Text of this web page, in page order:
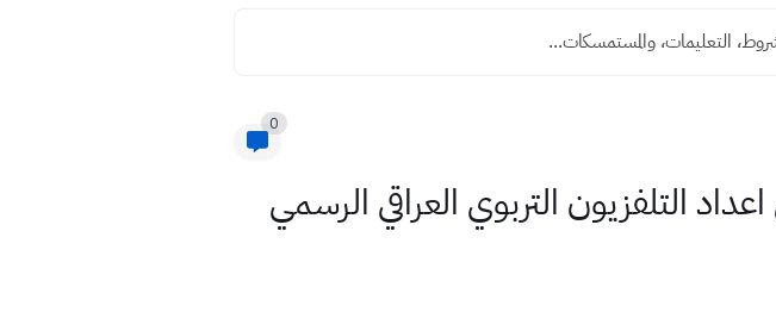
0
التلفزيون التربوي العراقي الرسمي